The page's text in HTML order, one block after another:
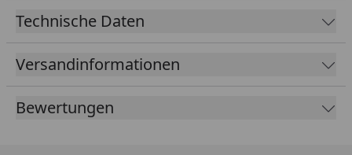
schnell und unkompliziert am Lenker (22,2 mm)
Technische Daten
Versandinformationen
Bewertungen